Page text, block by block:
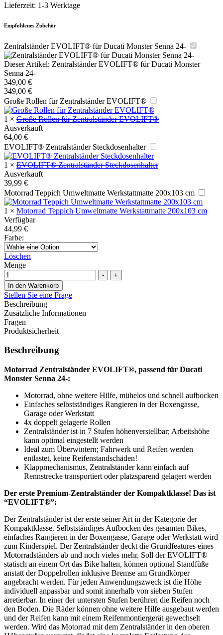
Lieferzeit: 1-3 Werktage
Empfohlenes Zubehör
Zentralständer EVOLIFT® für Ducati Monster Senna 24-
Dieser Artikel: Zentralständer EVOLIFT® für Ducati Monster
Senna 24-
349,00 €
349,00 €
Große Rollen für Zentralständer EVOLIFT®
1 × Große Rollen für Zentralständer EVOLIFT®
Ausverkauft
64,00 €
EVOLIFT® Zentralständer Steckdosenhalter
1 × EVOLIFT® Zentralständer Steckdosenhalter
Ausverkauft
39,99 €
Motorrad Teppich Umweltmatte Werkstattmatte 200x103 cm
1 × Motorrad Teppich Umweltmatte Werkstattmatte 200x103 cm
Verfügbar
44,99 €
Farbe:
Löschen
Menge
-
+
In den Warenkorb
Stellen Sie eine Frage
Beschreibung
Zusätzliche Informationen
Fragen
Produktsicherheit
Beschreibung
Motorrad Zentralständer EVOLIFT®, passend für Ducati
Monster Senna 24-:
Motorrad, ohne weitere Hilfe, mühelos und schnell aufbocken
Einfaches selbstständiges Rangieren in der Boxengasse,
Garage oder Werkstatt
4x doppelt gelagerte Rollen
Zentralständer ist in 7 Stufen höhenverstellbar; Arbeitshöhe
kann optimal eingestellt werden
Ideal zum Überwintern; Fahrwerk und Reifen werden
entlastet, keine Reifenstandschäden!
Klappmechanismus, Zentralständer kann einfach auf
Rennstrecke transportiert oder platzsparend gelagert werden
Der erste Premium-Zentralständer der Kompaktklasse! Das ist
“EVOLIFT®”:
Der Zentralständer ist der erste seiner Art in der Kategorie der
Kompaktklasse. Selbstständiges Aufbocken des gesamten Bikes,
einfaches Rangieren in der Boxengasse, Garage oder Werkstatt wird
zum Kinderspiel. Der Zentralständer deckt die Grundfeatures eines
Motorradständers ab und noch vieles mehr. Soll der EVOLIFT®
statisch an einem Ort das Bike halten, können optional Standfüße
anstatt der Doppelrollen inklusive Bremse am Grundkörper
angebracht werden. Für jeden Anwendungszweck ist die Höhe
individuell anpassbar und somit innerhalb von sieben Stufen
arretierbar. In einer der untersten Stufen berühren die Reifen noch
den Boden. Die Räder können ohne weitere Hilfe ausgebaut werden
und der Reifen kann mit einem Reifenmontiergerät gewechselt
werden. Wird das Motorrad mit dem Zentralständer in den oberen